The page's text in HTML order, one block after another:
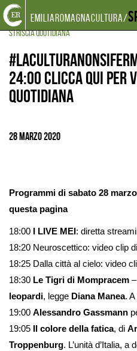
Torna
alla
home
Cerca
nel
sito
Salta
ai
contenuti
Salta
al
menu
emiliaromagnacultura/
EVENTI E NEWS
NOTIZIE
#LACULTURANONSIFERMA. DALLE 18:00
STRISCIA QUOTIDIANA
24:00 clicca qui per
quotidiana
28 Marzo 2020
Programmi di sabato 28
questa pagina
18:00 I LIVE MEI: diretta
18:20 Neuroscettico: video clip di
18:25 Dalla città al cielo: video
18:30 Le Tigri di Mompracem
leopardi, legge Diana Manea.
19:00 Alessandro Gassmann
19:05 Il colore della fatica, di
Troppenburg. L’unità d’Italia,